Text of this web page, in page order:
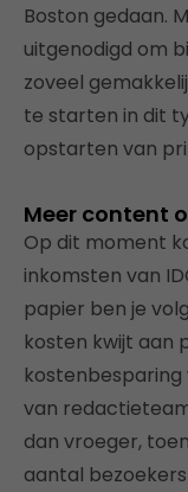
Boston gedaan.
uitgenodigd om
zoveel
te starten in dit
opstarten van
Meer content
Op dit moment
inkomsten van
papier ben je
kosten kwijt aan
van
dan vroeger,
aantal